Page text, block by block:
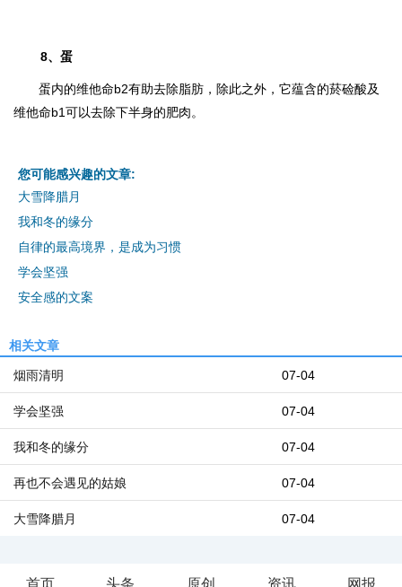
8、蛋
蛋内的维他命b2有助去除脂肪，除此之外，它蕴含的菸硷酸及
维他命b1可以去除下半身的肥肉。
您可能感兴趣的文章:
大雪降腊月
我和冬的缘分
自律的最高境界，是成为习惯
学会坚强
安全感的文案
相关文章
07-04
烟雨清明
07-04
学会坚强
07-04
我和冬的缘分
07-04
再也不会遇见的姑娘
07-04
大雪降腊月
首页 头条 原创 资讯 网报